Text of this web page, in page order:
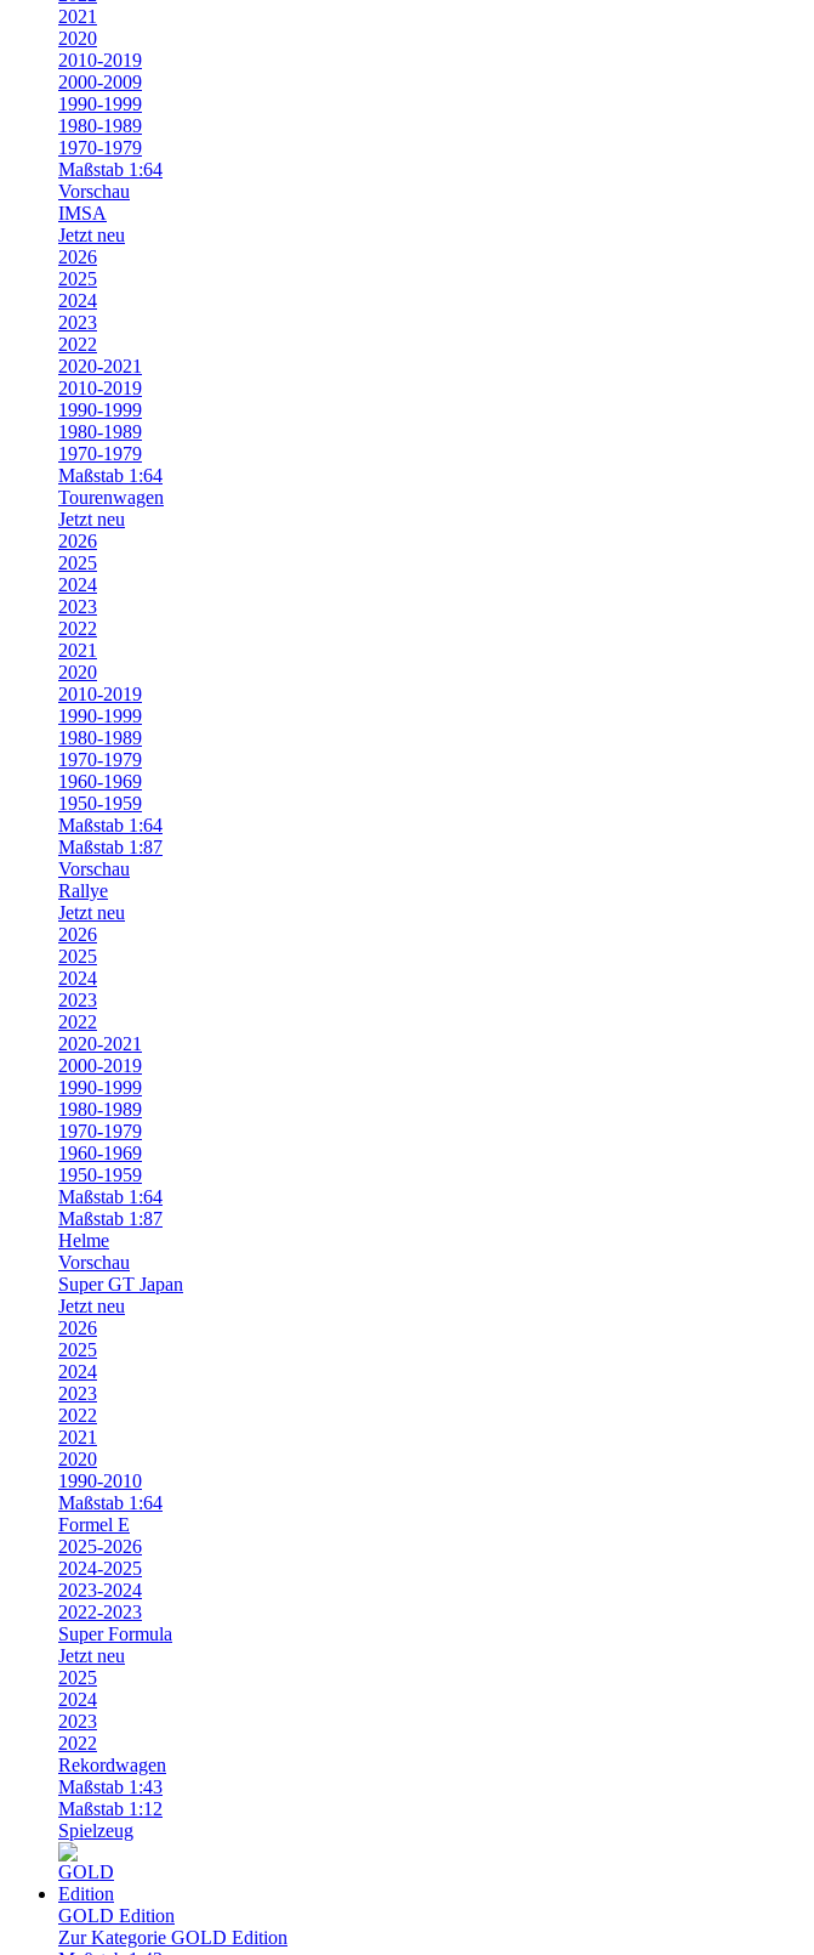
2021
2020
2010-2019
2000-2009
1990-1999
1980-1989
1970-1979
Maßstab 1:64
Vorschau
IMSA
Jetzt neu
2026
2025
2024
2023
2022
2020-2021
2010-2019
1990-1999
1980-1989
1970-1979
Maßstab 1:64
Tourenwagen
Jetzt neu
2026
2025
2024
2023
2022
2021
2020
2010-2019
1990-1999
1980-1989
1970-1979
1960-1969
1950-1959
Maßstab 1:64
Maßstab 1:87
Vorschau
Rallye
Jetzt neu
2026
2025
2024
2023
2022
2020-2021
2000-2019
1990-1999
1980-1989
1970-1979
1960-1969
1950-1959
Maßstab 1:64
Maßstab 1:87
Helme
Vorschau
Super GT Japan
Jetzt neu
2026
2025
2024
2023
2022
2021
2020
1990-2010
Maßstab 1:64
Formel E
2025-2026
2024-2025
2023-2024
2022-2023
Super Formula
Jetzt neu
2025
2024
2023
2022
Rekordwagen
Maßstab 1:43
Maßstab 1:12
Spielzeug
GOLD Edition
Zur Kategorie GOLD Edition